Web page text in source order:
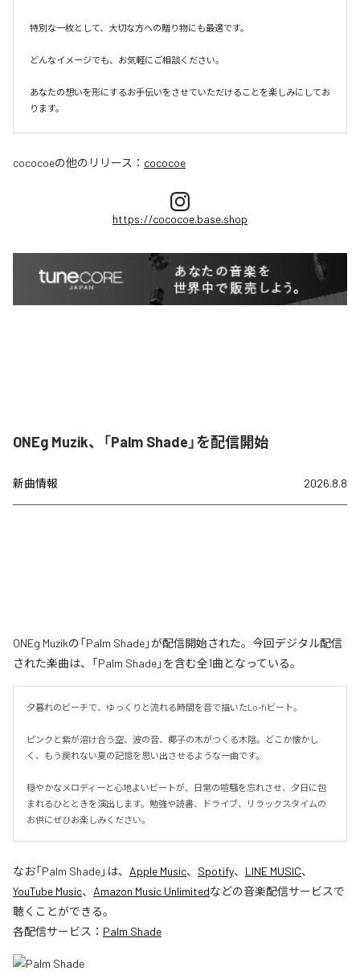
特別な一枚として、大切な方への贈り物にも最適です。
どんなイメージでも、お気軽にご相談ください。
あなたの想いを形にするお手伝いをさせていただけることを楽しみにしてお
ります。
cococoeの他のリリース： cococoe
https://cococoe.base.shop
ONEg Muzik、「Palm Shade」を配信開始
新曲情報 2026.8.8
ONEg Muzikの「Palm Shade」が配信開始された。今回デジタル配信
された楽曲は、「Palm Shade」を含む全1曲となっている。
夕暮れのビーチで、ゆっくりと流れる時間を音で描いたLo-fiビート。
ピンクと紫が溶け合う空、波の音、椰子の木がつくる木陰。どこか懐かし
く、もう戻れない夏の記憶を思い出させるような一曲です。
穏やかなメロディーと心地よいビートが、日常の喧騒を忘れさせ、夕日に包
まれるひとときを演出します。勉強や読書、ドライブ、リラックスタイムの
お供にぜひお楽しみください。
なお「Palm Shade」は、 Apple Music、 Spotify、 LINE MUSIC、
YouTube Music、 Amazon Music Unlimitedなどの音楽配信サービスで
聴くことができる。
各配信サービス： Palm Shade